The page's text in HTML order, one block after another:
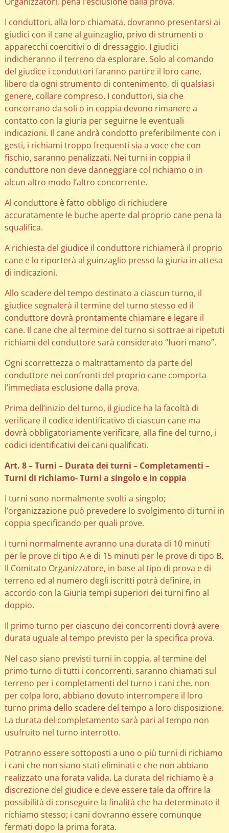
I conduttori, alla loro chiamata, dovranno presentarsi ai
giudici con il cane al guinzaglio, privo di strumenti o
apparecchi coercitivi o di dressaggio. I giudici
indicheranno il terreno da esplorare. Solo al comando
del giudice i conduttori faranno partire il loro cane,
libero da ogni strumento di contenimento, di qualsiasi
genere, collare compreso. I conduttori, sia che
concorrano da soli o in coppia devono rimanere a
contatto con la giuria per seguirne le eventuali
indicazioni. Il cane andrà condotto preferibilmente con i
gesti, i richiami troppo frequenti sia a voce che con
fischio, saranno penalizzati. Nei turni in coppia il
conduttore non deve danneggiare col richiamo o in
alcun altro modo l’altro concorrente.
Al conduttore è fatto obbligo di richiudere
accuratamente le buche aperte dal proprio cane pena la
squalifica.
A richiesta del giudice il conduttore richiamerà il proprio
cane e lo riporterà al guinzaglio presso la giuria in attesa
di indicazioni.
Allo scadere del tempo destinato a ciascun turno, il
giudice segnalerà il termine del turno stesso ed il
conduttore dovrà prontamente chiamare e legare il
cane. Il cane che al termine del turno si sottrae ai ripetuti
richiami del conduttore sarà considerato “fuori mano”.
Ogni scorrettezza o maltrattamento da parte del
conduttore nei confronti del proprio cane comporta
l’immediata esclusione dalla prova.
Prima dell’inizio del turno, il giudice ha la facoltà di
verificare il codice identificativo di ciascun cane ma
dovrà obbligatoriamente verificare, alla fine del turno, i
codici identificativi dei cani qualificati.
Art. 8 – Turni – Durata dei turni – Completamenti –
Turni di richiamo- Turni a singolo e in coppia
I turni sono normalmente svolti a singolo;
l’organizzazione può prevedere lo svolgimento di turni in
coppia specificando per quali prove.
I turni normalmente avranno una durata di 10 minuti
per le prove di tipo A e di 15 minuti per le prove di tipo B.
Il Comitato Organizzatore, in base al tipo di prova e di
terreno ed al numero degli iscritti potrà definire, in
accordo con la Giuria tempi superiori dei turni fino al
doppio.
Il primo turno per ciascuno dei concorrenti dovrà avere
durata uguale al tempo previsto per la specifica prova.
Nel caso siano previsti turni in coppia, al termine del
primo turno di tutti i concorrenti, saranno chiamati sul
terreno per i completamenti del turno i cani che, non
per colpa loro, abbiano dovuto interrompere il loro
turno prima dello scadere del tempo a loro disposizione.
La durata del completamento sarà pari al tempo non
usufruito nel turno interrotto.
Potranno essere sottoposti a uno o più turni di richiamo
i cani che non siano stati eliminati e che non abbiano
realizzato una forata valida. La durata del richiamo è a
discrezione del giudice e deve essere tale da offrire la
possibilità di conseguire la finalità che ha determinato il
richiamo stesso; i cani dovranno essere comunque
fermati dopo la prima forata.